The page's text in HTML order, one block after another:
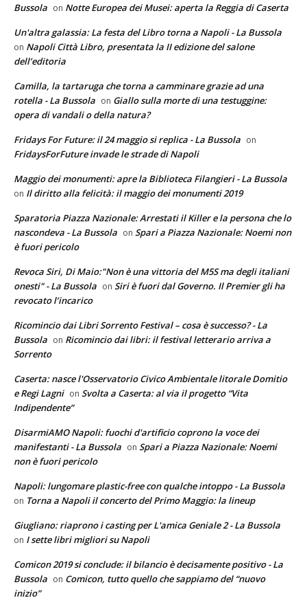
Bussola on Notte Europea dei Musei: aperta la Reggia di Caserta
Un'altra galassia: La festa del Libro torna a Napoli - La Bussola
on Napoli Città Libro, presentata la II edizione del salone
dell’editoria
Camilla, la tartaruga che torna a camminare grazie ad una
rotella - La Bussola on Giallo sulla morte di una testuggine:
opera di vandali o della natura?
Fridays For Future: il 24 maggio si replica - La Bussola on
FridaysForFuture invade le strade di Napoli
Maggio dei monumenti: apre la Biblioteca Filangieri - La Bussola
on Il diritto alla felicità: il maggio dei monumenti 2019
Sparatoria Piazza Nazionale: Arrestati il Killer e la persona che lo
nascondeva - La Bussola on Spari a Piazza Nazionale: Noemi non
è fuori pericolo
Revoca Siri, Di Maio:"Non è una vittoria del M5S ma degli italiani
onesti" - La Bussola on Siri è fuori dal Governo. Il Premier gli ha
revocato l’incarico
Ricomincio dai Libri Sorrento Festival – cosa è successo? - La
Bussola on Ricomincio dai libri: il festival letterario arriva a
Sorrento
Caserta: nasce l'Osservatorio Civico Ambientale litorale Domitio
e Regi Lagni on Svolta a Caserta: al via il progetto “Vita
Indipendente”
DisarmiAMO Napoli: fuochi d'artificio coprono la voce dei
manifestanti - La Bussola on Spari a Piazza Nazionale: Noemi
non è fuori pericolo
Napoli: lungomare plastic-free con qualche intoppo - La Bussola
on Torna a Napoli il concerto del Primo Maggio: la lineup
Giugliano: riaprono i casting per L'amica Geniale 2 - La Bussola
on I sette libri migliori su Napoli
Comicon 2019 si conclude: il bilancio è decisamente positivo - La
Bussola on Comicon, tutto quello che sappiamo del “nuovo
inizio”